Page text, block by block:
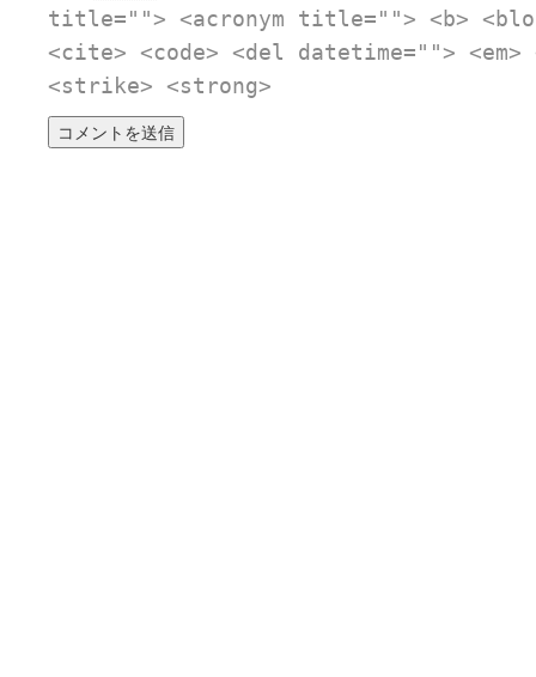
title=""> <acronym title=""> <b>
<cite> <code> <del datetime="">
<strike> <strong>